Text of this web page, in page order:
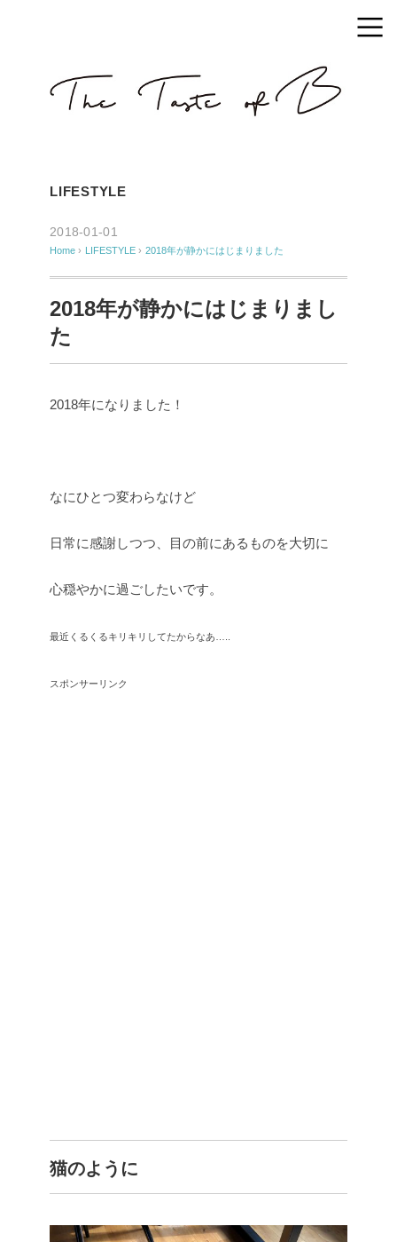
LIFESTYLE
2018-01-01
Home › LIFESTYLE › 2018年が静かにはじまりました
2018年が静かにはじまりまし
た
2018年になりました！
なにひとつ変わらなけど
日常に感謝しつつ、目の前にあるものを大切に
心穏やかに過ごしたいです。
最近くるくるキリキリしてたからなあ…..
スポンサーリンク
猫のように